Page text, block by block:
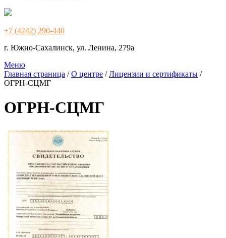
+7 (4242) 290-440
г. Южно-Сахалинск, ул. Ленина, 279а
Меню
Главная страница /О центре /Лицензии и сертификаты /
ОГРН-СЦМГ
ОГРН-СЦМГ